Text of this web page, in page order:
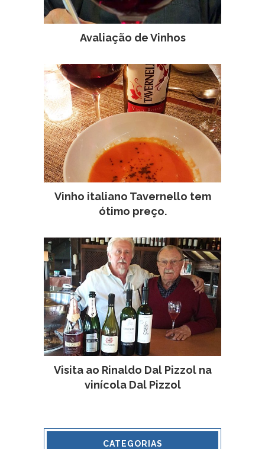
Avaliação de Vinhos
Vinho italiano Tavernello tem
ótimo preço.
Visita ao Rinaldo Dal Pizzol na
vinícola Dal Pizzol
CATEGORIAS